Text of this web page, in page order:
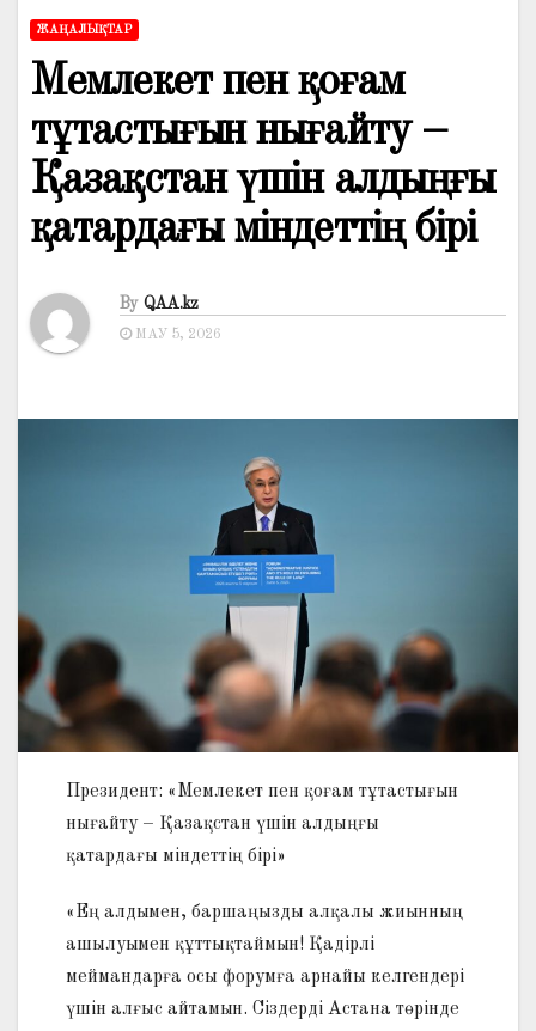
ЖАҢАЛЫҚТАР
Мемлекет пен қоғам
тұтастығын нығайту –
Қазақстан үшін алдыңғы
қатардағы міндеттің бірі
By QAA.kz
МАУ 5, 2026
Президент: «Мемлекет пен қоғам тұтастығын
нығайту – Қазақстан үшін алдыңғы
қатардағы міндеттің бірі»
«Ең алдымен, баршаңызды алқалы жиынның
ашылуымен құттықтаймын! Қадірлі
меймандарға осы форумға арнайы келгендері
үшін алғыс айтамын. Сіздерді Астана төрінде